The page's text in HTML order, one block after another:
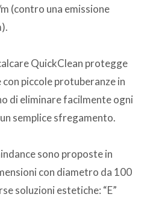
(contro una emissione
QuickClean protegge
piccole protuberanze in
di eliminare facilmente ogni
semplice sfregamento.
sono proposte in
con diametro da 100
soluzioni estetiche: “E”